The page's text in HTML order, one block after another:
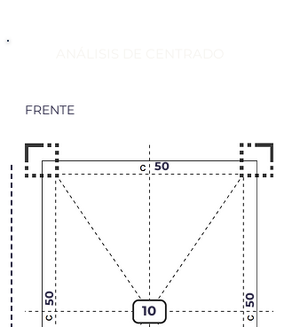
FRENTE
50
50 50
10